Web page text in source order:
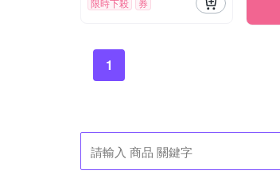
限時下殺 券
1